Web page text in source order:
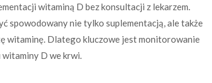
witaminą D bez konsultacji z lekarzem.
spowodowany nie tylko suplementacją, ale także
witaminę. Dlatego kluczowe jest monitorowanie
D we krwi.